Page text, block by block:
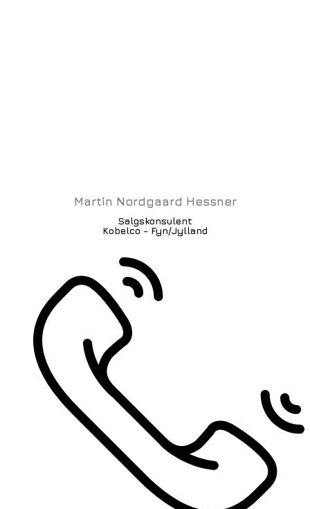
Martin Nordgaard Hessner
Salgskonsulent
Kobelco - Fyn/Jylland